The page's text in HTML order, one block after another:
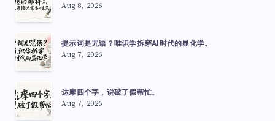
Aug 8, 2026
提示词是咒语？唯识学拆穿AI时代的显化学。
Aug 7, 2026
达摩四个字，说破了假帮忙。
Aug 7, 2026